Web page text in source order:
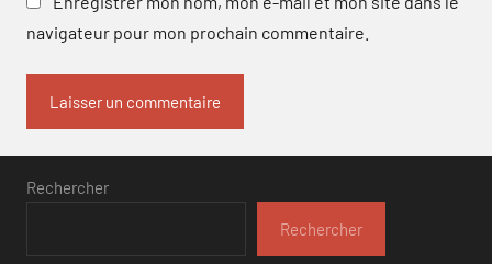
navigateur pour mon prochain commentaire.
Rechercher
Rechercher